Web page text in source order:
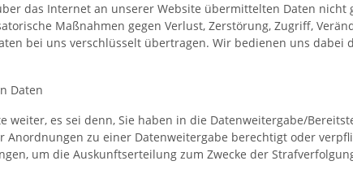
das Internet an unserer Website übermittelten Daten
Maßnahmen gegen Verlust, Zerstörung, Zugriff,
bei uns verschlüsselt übertragen. Wir bedienen uns dabei
Daten
weiter, es sei denn, Sie haben in die Datenweitergabe/
zu einer Datenweitergabe berechtigt oder
um die Auskunftserteilung zum Zwecke der